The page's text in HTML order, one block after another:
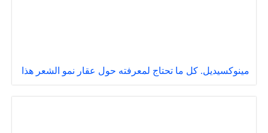
مينوكسيديل. كل ما تحتاج لمعرفته حول عقار نمو الشعر هذا